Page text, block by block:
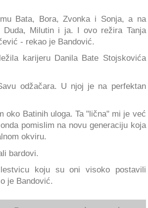
Bata, Bora, Zvonka i Sonja, a na
Duda, Milutin i ja. I ovo režira Tanja
- rekao je Bandović.
karijeru Danila Bate Stojskovića
odžačara. U njoj je na perfektan
oko Batinih uloga. Ta "lična" mi je već
pomislim na novu generaciju koja
okviru.
bardovi.
koju su oni visoko postavili
je Bandović.